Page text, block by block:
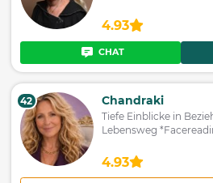
4.93
CHAT
42 Chandraki
Tiefe Einblicke in
Lebensweg
4.93